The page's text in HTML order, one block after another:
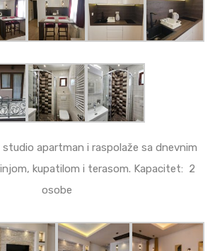
studio apartman i raspolaže sa dnevnim
kupatilom i terasom. Kapacitet: 2
osobe